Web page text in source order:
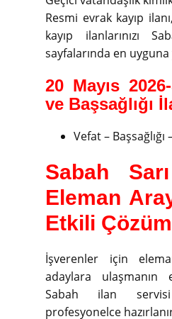
Resmi evrak kayıp
kayıp ilanlarınızı
sayfalarında en
20 Mayıs
ve Başsağlığı
Vefat – Başsağlığı
Sabah
Eleman
Etkili Çözüm
İşverenler için
adaylara
Sabah ilan
profesyonelce